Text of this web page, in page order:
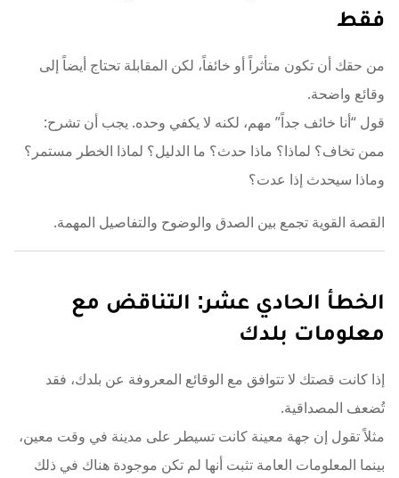
فقط
من حقك أن تكون متأثراً أو خائفاً، لكن المقابلة تحتاج أيضاً إلى
وقائع واضحة.
قول “أنا خائف جداً” مهم، لكنه لا يكفي وحده. يجب أن تشرح:
ممن تخاف؟ لماذا؟ ماذا حدث؟ ما الدليل؟ لماذا الخطر مستمر؟
وماذا سيحدث إذا عدت؟
القصة القوية تجمع بين الصدق والوضوح والتفاصيل المهمة.
الخطأ الحادي عشر: التناقض مع
معلومات بلدك
إذا كانت قصتك لا تتوافق مع الوقائع المعروفة عن بلدك، فقد
تُضعف المصداقية.
مثلاً تقول إن جهة معينة كانت تسيطر على مدينة في وقت معين،
بينما المعلومات العامة تثبت أنها لم تكن موجودة هناك في ذلك